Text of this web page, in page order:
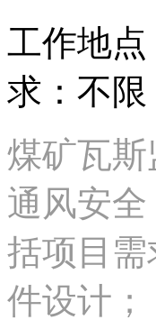
工作地点
求：不限
煤矿瓦
通风安
括项目
件设计